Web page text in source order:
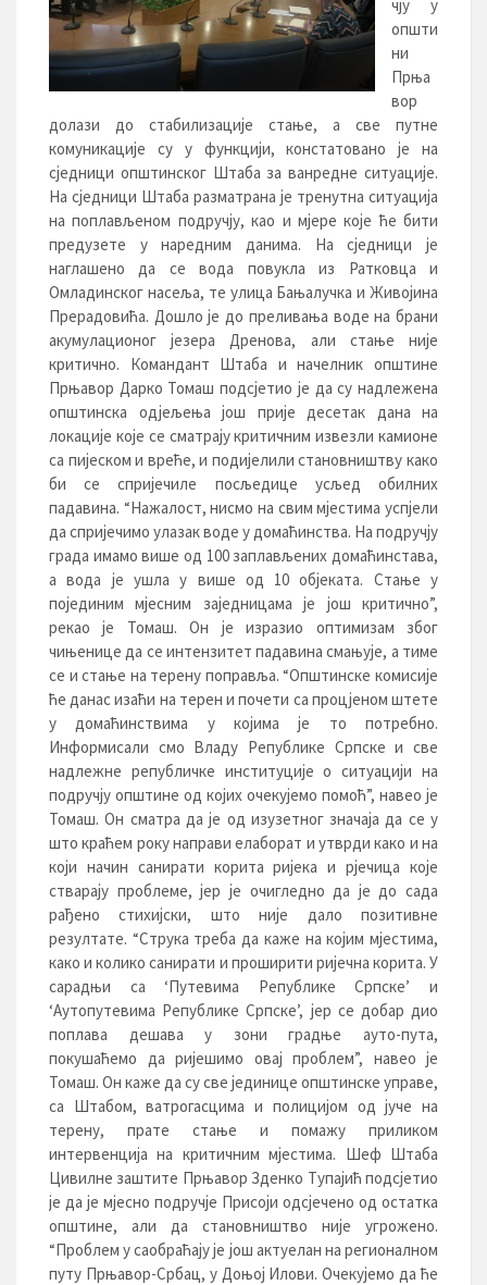
чју у
општи
ни
Прња
вор
долази до стабилизације стање, а све путне
комуникације су у функцији, констатовано је на
сједници општинског Штаба за ванредне ситуације.
На сједници Штаба разматрана је тренутна ситуација
на поплављеном подручју, као и мјере које ће бити
предузете у наредним данима. На сједници је
наглашено да се вода повукла из Ратковца и
Омладинског насеља, те улица Бањалучка и Живојина
Прерадовића. Дошло је до преливања воде на брани
акумулационог језера Дренова, али стање није
критично. Командант Штаба и начелник општине
Прњавор Дарко Томаш подсјетио је да су надлежена
општинска одјељења још прије десетак дана на
локације које се сматрају критичним извезли камионе
са пијеском и вреће, и подијелили становништву како
би се спријечиле посљедице усљед обилних
падавина. “Нажалост, нисмо на свим мјестима успјели
да спријечимо улазак воде у домаћинства. На подручју
града имамо више од 100 заплављених домаћинстава,
а вода је ушла у више од 10 објеката. Стање у
појединим мјесним заједницама је још критично”,
рекао је Томаш. Он је изразио оптимизам због
чињенице да се интензитет падавина смањује, а тиме
се и стање на терену поправља. “Општинске комисије
ће данас изаћи на терен и почети са процјеном штете
у домаћинствима у којима је то потребно.
Информисали смо Владу Републике Српске и све
надлежне републичке институције о ситуацији на
подручју општине од којих очекујемо помоћ”, навео је
Томаш. Он сматра да је од изузетног значаја да се у
што краћем року направи елаборат и утврди како и на
који начин санирати корита ријека и рјечица које
стварају проблеме, јер је очигледно да је до сада
рађено стихијски, што није дало позитивне
резултате. “Струка треба да каже на којим мјестима,
како и колико санирати и проширити ријечна корита. У
сарадњи са ‘Путевима Републике Српске’ и
‘Аутопутевима Републике Српске’, јер се добар дио
поплава дешава у зони градње ауто-пута,
покушаћемо да ријешимо овај проблем”, навео је
Томаш. Он каже да су све јединице општинске управе,
са Штабом, ватрогасцима и полицијом од јуче на
терену, прате стање и помажу приликом
интервенција на критичним мјестима. Шеф Штаба
Цивилне заштите Прњавор Зденко Тупајић подсјетио
је да је мјесно подручје Присоји одсјечено од остатка
општине, али да становништво није угрожено.
“Проблем у саобраћају је још актуелан на регионалном
путу Прњавор-Србац, у Доњој Илови. Очекујемо да ће